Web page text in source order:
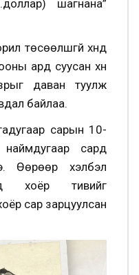
шагнана”
төсөөлшгүй хүнд
ард суусан хүн
даван туулж
байлаа.
сарын 10-
сард
Өөрөөр хэлбэл
хоёр тивийг
сар зарцуулсан